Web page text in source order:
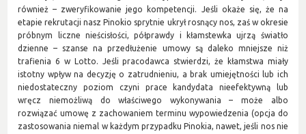
również – zweryfikowanie jego kompetencji. Jeśli okaże się, że na
etapie rekrutacji nasz Pinokio sprytnie ukrył rosnący nos, zaś w okresie
próbnym liczne nieścisłości, półprawdy i kłamstewka ujrzą światło
dzienne – szanse na przedłużenie umowy są daleko mniejsze niż
trafienia 6 w Lotto. Jeśli pracodawca stwierdzi, że kłamstwa miały
istotny wpływ na decyzję o zatrudnieniu, a brak umiejętności lub ich
niedostateczny poziom czyni prace kandydata nieefektywną lub
wręcz niemożliwą do właściwego wykonywania – może albo
rozwiązać umowę z zachowaniem terminu wypowiedzenia (opcja do
zastosowania niemal w każdym przypadku Pinokia, nawet, jeśli nos nie